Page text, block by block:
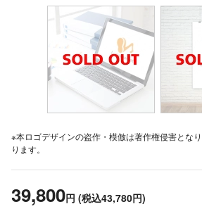
※本ロゴデザインの盗作・模倣は著作権侵害とな
ります。
39,800円 (税込43,780円)